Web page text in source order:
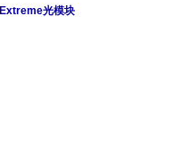
Extreme光模块